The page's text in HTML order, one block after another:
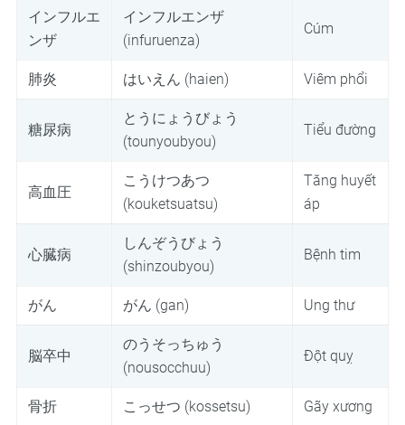
インフルエ
ンザ
インフルエンザ
(infuruenza)
Cúm
肺炎 はいえん (haien) Viêm phổi
糖尿病
とうにょうびょう
(tounyoubyou)
Tiểu đường
高血圧
こうけつあつ
(kouketsuatsu)
Tăng huyết
áp
心臓病
しんぞうびょう
(shinzoubyou)
Bệnh tim
がん がん (gan) Ung thư
脳卒中
のうそっちゅう
(nousocchuu)
Đột quỵ
骨折 こっせつ (kossetsu) Gãy xương